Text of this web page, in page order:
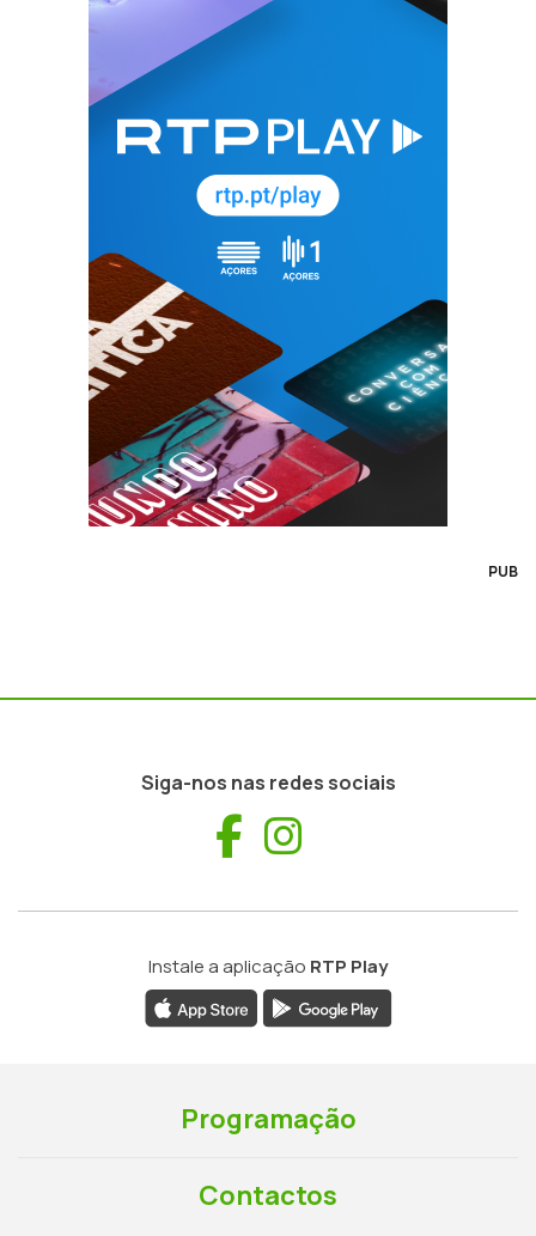
PUB
Siga-nos nas redes sociais
Facebook
Instale a aplicação RTP Play
Programação
Contactos